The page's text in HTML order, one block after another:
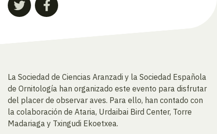
La Sociedad de Ciencias Aranzadi y la Sociedad Española
de Ornitología han organizado este evento para disfrutar
del placer de observar aves. Para ello, han contado con
la colaboración de Ataria, Urdaibai Bird Center, Torre
Madariaga y Txingudi Ekoetxea.